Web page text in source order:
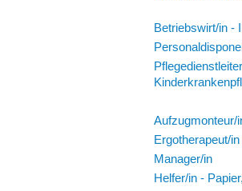
Betriebswirt/in -
Aufzugmonteur/
Ergotherapeut/
Manager/in
Helfer/in -